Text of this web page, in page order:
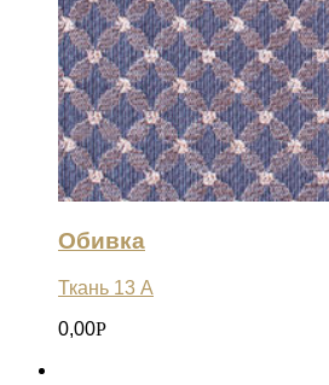
Обивка
Ткань 13 А
0,00Р